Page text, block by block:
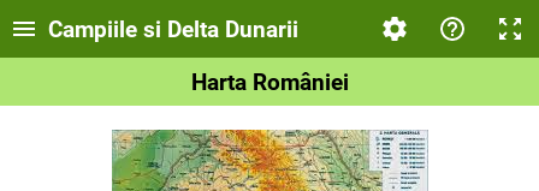
Campiile si Delta Dunarii
Harta României